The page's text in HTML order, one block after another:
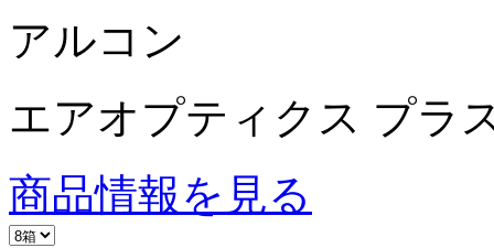
アルコン
エアオプティクス プラ
商品情報を見る